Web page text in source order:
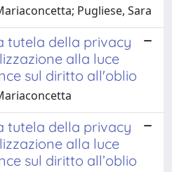
Pugliese, Sara
tutela della privacy
alla luce
sul diritto all'oblio
tutela della privacy
alla luce
sul diritto all’oblio